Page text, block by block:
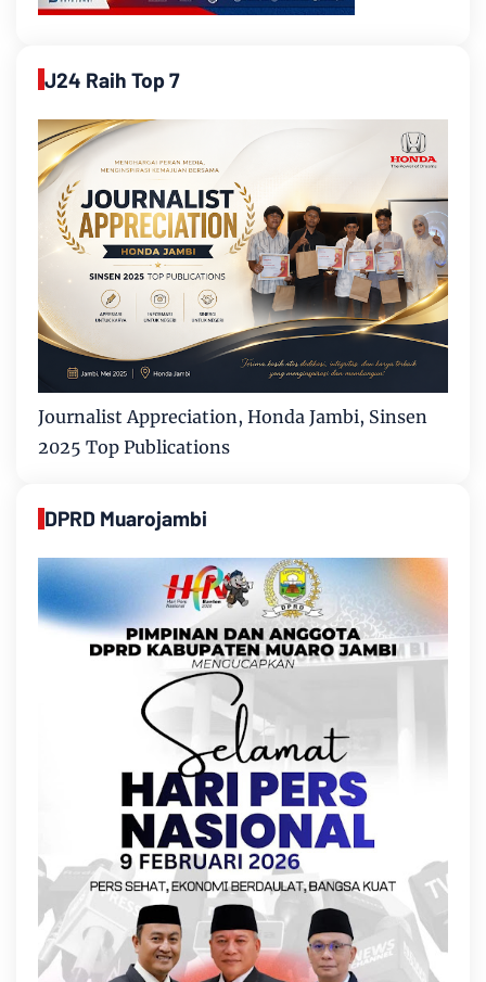
J24 Raih Top 7
Journalist Appreciation, Honda Jambi, Sinsen
2025 Top Publications
DPRD Muarojambi